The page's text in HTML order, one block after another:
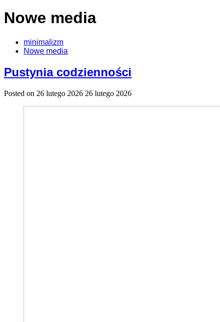
Nowe media
minimalizm
Nowe media
Pustynia codzienności
Posted on 26 lutego 2026 26 lutego 2026